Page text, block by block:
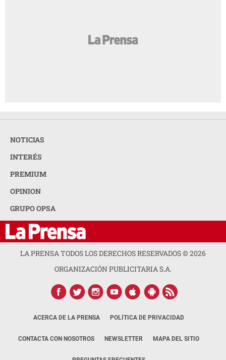
NOTICIAS
INTERÉS
PREMIUM
OPINION
GRUPO OPSA
LA PRENSA TODOS LOS DERECHOS RESERVADOS ©2026
ORGANIZACIÓN PUBLICITARIA S.A.
ACERCA DE LA PRENSA POLÍTICA DE PRIVACIDAD
CONTACTA CON NOSOTROS NEWSLETTER MAPA DEL SITIO